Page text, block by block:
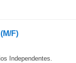
F)
Independentes.